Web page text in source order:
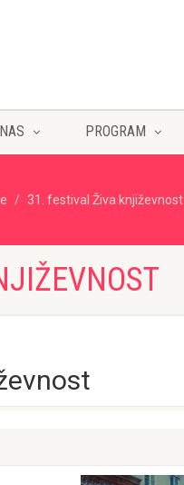
PROGRAM
31. festival Živa književnost